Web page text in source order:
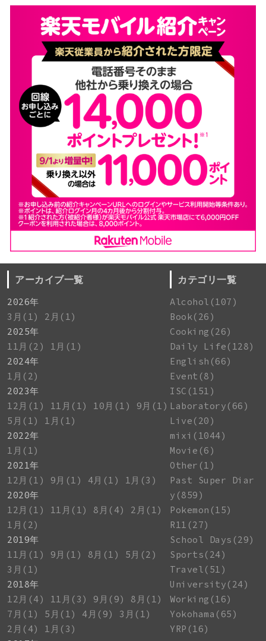
アーカイブ一覧
2026年
3月(1)
2月(1)
2025年
11月(2)
1月(1)
2024年
1月(2)
2023年
12月(1)
11月(1) 10月(1)
9月(1)
5月(1)
1月(1)
2022年
1月(1)
2021年
12月(1)
9月(1) 4月(1)
1月(3)
2020年
12月(1)
11月(1) 8月(4)
2月(1)
1月(2)
2019年
11月(1)
9月(1) 8月(1)
5月(2)
3月(1)
2018年
12月(4)
11月(3) 9月(9)
8月(1)
7月(1)
5月(1) 4月(9)
3月(1)
2月(4)
1月(3)
カテゴリ一覧
Alcohol(107)
Book(26)
Cooking(26)
Daily Life(128)
English(66)
Event(8)
ISC(151)
Laboratory(66)
Live(20)
mixi(1044)
Movie(6)
Other(1)
Past Super Diar
y(859)
Pokemon(15)
R11(27)
School Days(29)
Sports(24)
Travel(51)
University(24)
Working(16)
Yokohama(65)
YRP(16)